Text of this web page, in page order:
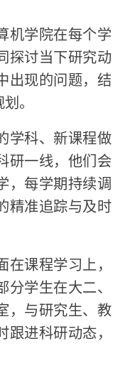
机学院在每个学
探讨当下研究动
出现的问题，结
。
学科、新课程做
研一线，他们会
，每学期持续调
精准追踪与及时
课程学习上，
学生在大二、
，与研究生、教
进科研动态，